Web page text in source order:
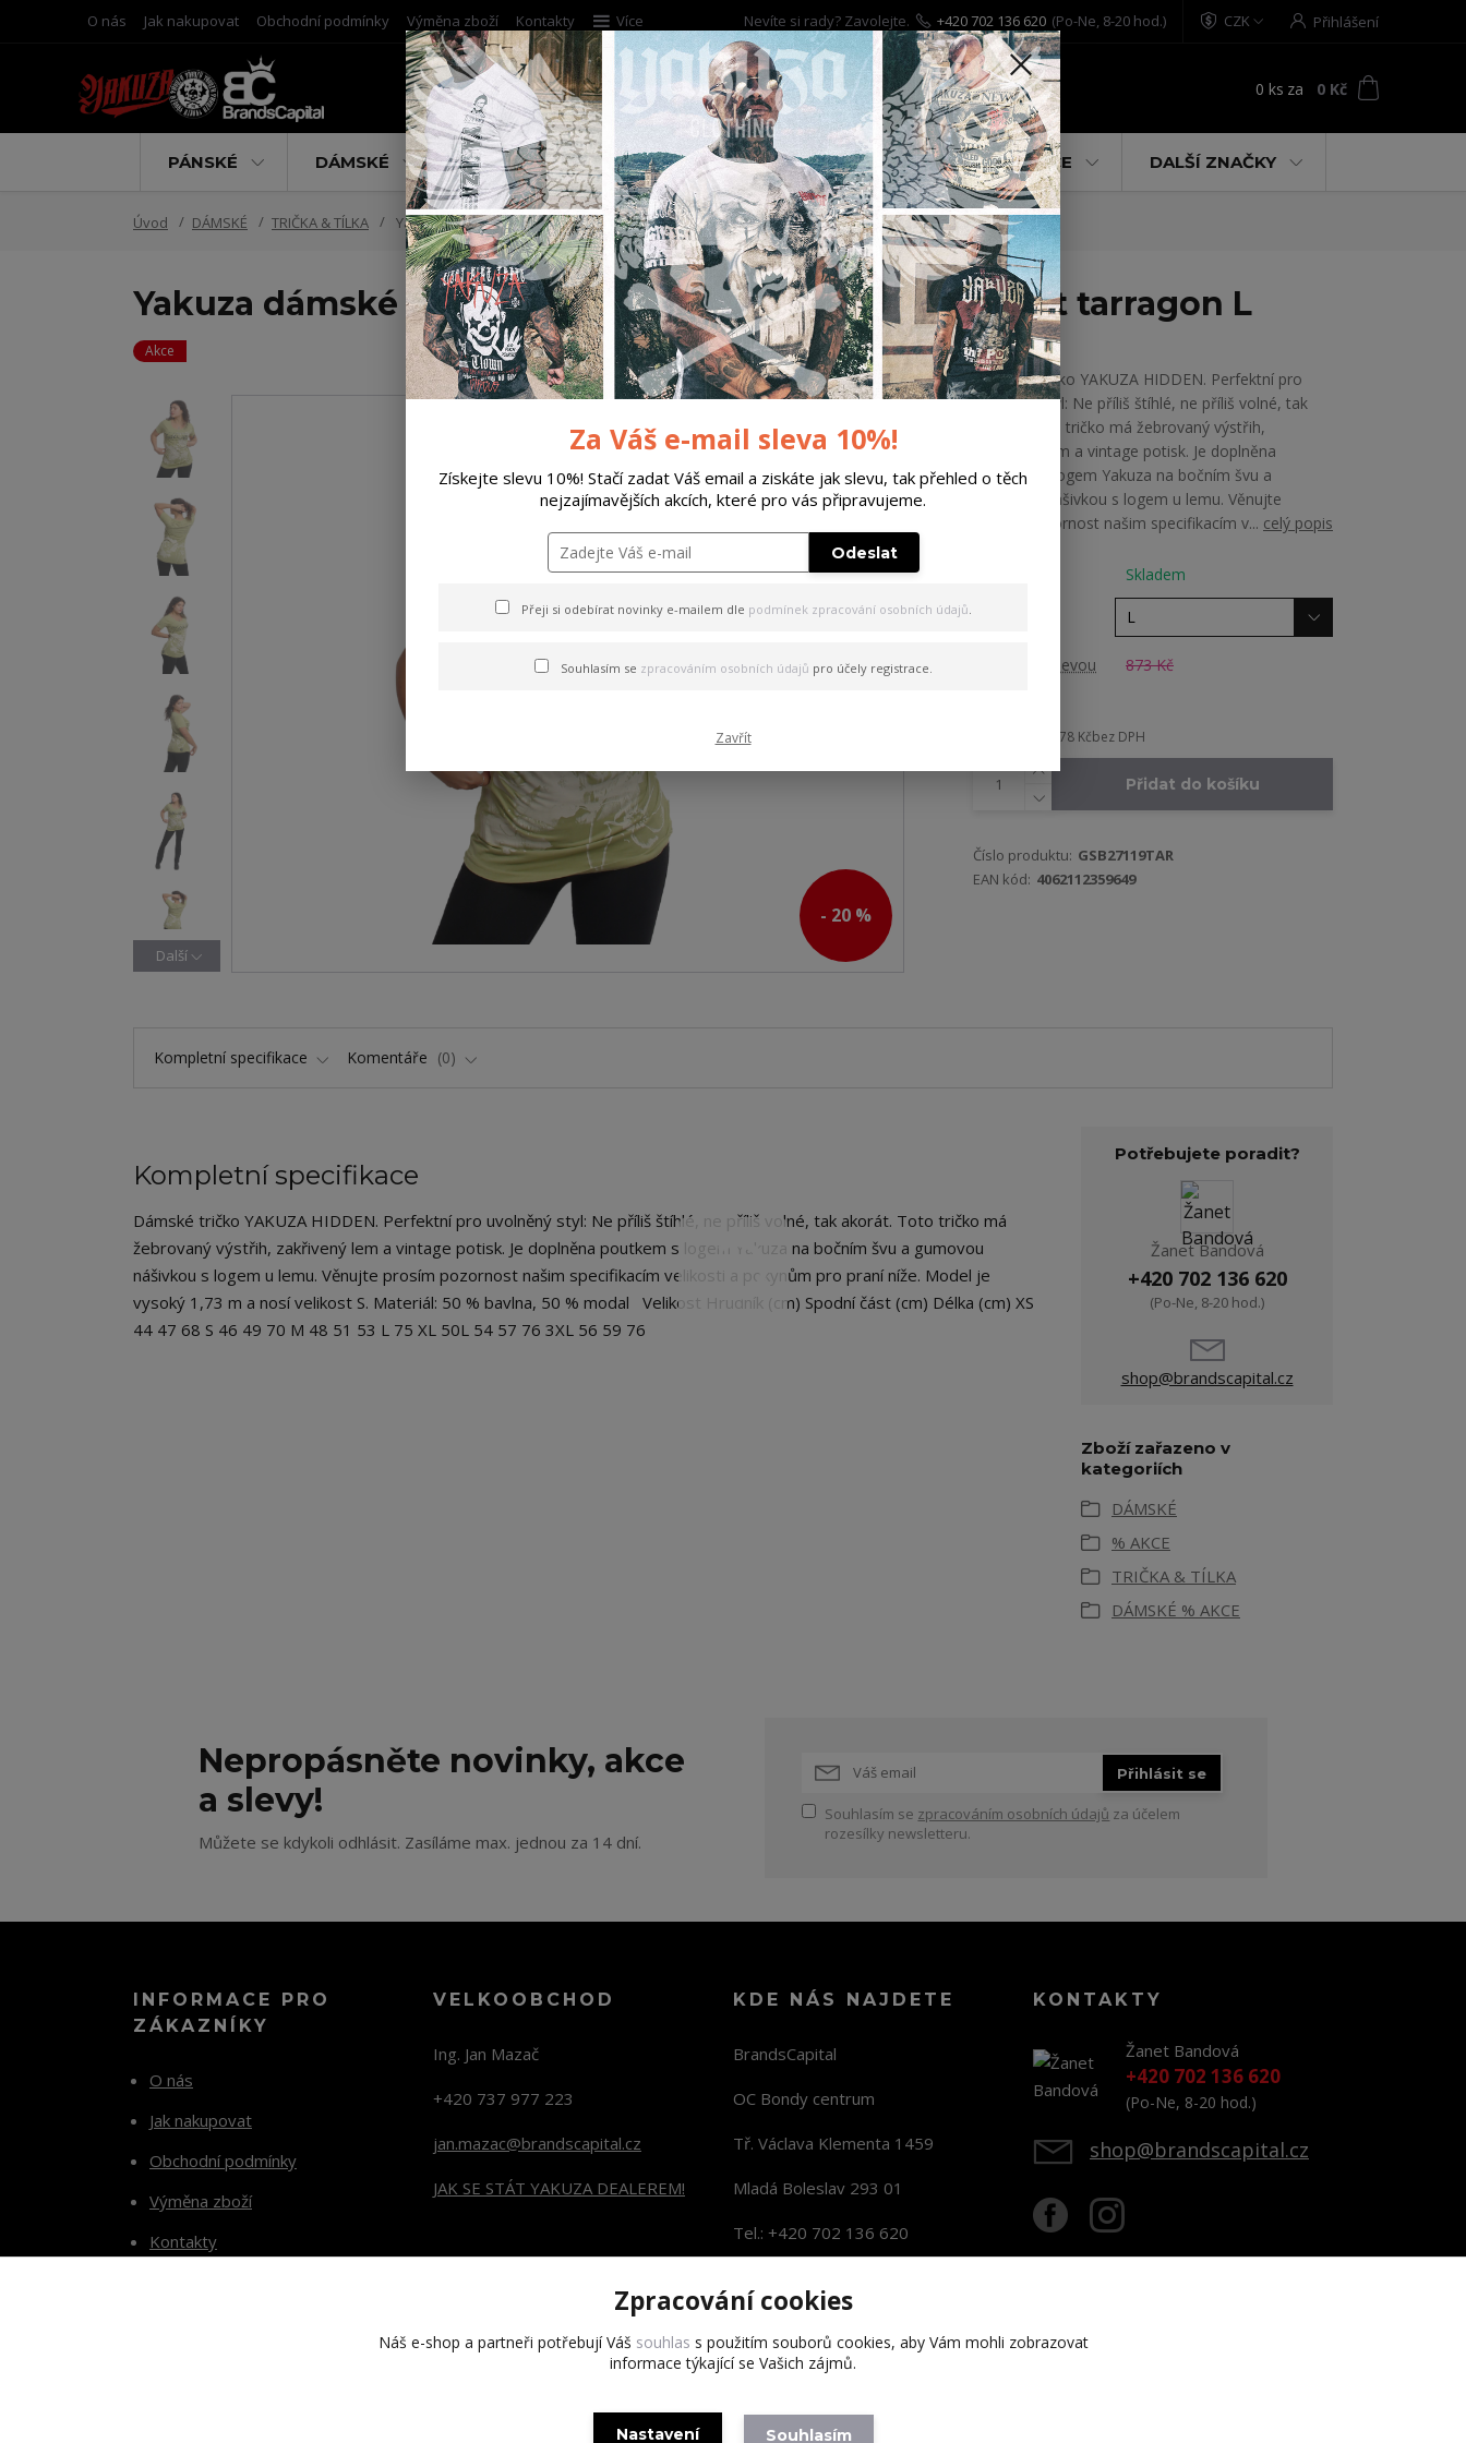
O nás Jak nakupovat Obchodní podmínky Výměna zboží Kontakty Více CZK Přihlášení
Hledat
Nevíte si rady? Zavolejte. +420 702 136 620 (Po-Ne, 8-20 hod.)
0 ks za 0 Kč
PÁNSKÉ DÁMSKÉ DĚTSKÉ DOPLŇKY DÁRKOVÉ POUKAZY % AKCE DALŠÍ ZNAČKY
Úvod DÁMSKÉ TRIČKA & TÍLKA Yakuza dámské tílko Hidden Curved Crew Neck T-Shirt tarragon L
Yakuza dámské tílko Hidden Curved Crew Neck T-Shirt tarragon L
Akce
- 20 %
Další
Dámské tričko YAKUZA HIDDEN. Perfektní pro
uvolněný styl: Ne příliš štíhlé, ne příliš volné, tak
akorát. Toto tričko má žebrovaný výstřih,
zakřivený lem a vintage potisk. Je doplněna
poutkem s logem Yakuza na bočním švu a
gumovou nášivkou s logem u lemu. Věnujte
prosím pozornost našim specifikacím v... celý popis
Skladem
Cena před slevou 873 Kč
578 Kčbez DPH
Přidat do košíku
Číslo produktu: GSB27119TAR
EAN kód: 4062112359649
Kompletní specifikace Komentáře 0
Kompletní specifikace
Dámské tričko YAKUZA HIDDEN. Perfektní pro uvolněný styl: Ne příliš štíhlé, ne příliš volné, tak akorát. Toto tričko má
žebrovaný výstřih, zakřivený lem a vintage potisk. Je doplněna poutkem s logem Yakuza na bočním švu a gumovou
nášivkou s logem u lemu. Věnujte prosím pozornost našim specifikacím velikosti a pokynům pro praní níže. Model je
vysoký 1,73 m a nosí velikost S. Materiál: 50 % bavlna, 50 % modal Velikost Hrudník (cm) Spodní část (cm) Délka (cm) XS
44 47 68 S 46 49 70 M 48 51 53 L 75 XL 50L 54 57 76 3XL 56 59 76
Potřebujete poradit?
Žanet Bandová
+420 702 136 620
(Po-Ne, 8-20 hod.)
shop@brandscapital.cz
Zboží zařazeno v
kategoriích
DÁMSKÉ
% AKCE
TRIČKA & TÍLKA
DÁMSKÉ % AKCE
Nepropásněte novinky, akce
a slevy!
Můžete se kdykoli odhlásit. Zasíláme max. jednou za 14 dní.
Přihlásit se
Souhlasím se zpracováním osobních údajů za účelem
rozesílky newsletteru.
INFORMACE PRO
ZÁKAZNÍKY
O nás
Jak nakupovat
Obchodní podmínky
Výměna zboží
Kontakty
VELKOOBCHOD
Ing. Jan Mazač
+420 737 977 223
jan.mazac@brandscapital.cz
JAK SE STÁT YAKUZA DEALEREM!
KDE NÁS NAJDETE
BrandsCapital
OC Bondy centrum
Tř. Václava Klementa 1459
Mladá Boleslav 293 01
Tel.: +420 702 136 620
KONTAKTY
Žanet Bandová
+420 702 136 620
(Po-Ne, 8-20 hod.)
shop@brandscapital.cz
Copyright 2020 BrandsCapital s.r.o.
Za Váš e-mail sleva 10%!
Získejte slevu 10%! Stačí zadat Váš email a ziskáte jak slevu, tak přehled o těch
nejzajímavějších akcích, které pro vás připravujeme.
Odeslat
Přeji si odebírat novinky e-mailem dle podmínek zpracování osobních údajů
Souhlasím se zpracováním osobních údajů pro účely registrace.
Zavřít
Zpracování cookies
Náš e-shop a partneři potřebují Váš souhlas s použitím souborů cookies, aby Vám mohli zobrazovat
informace týkající se Vašich zájmů.
Nastavení Souhlasím